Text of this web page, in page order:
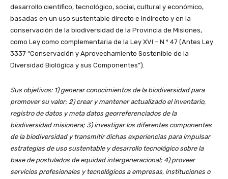
desarrollo científico, tecnológico, social, cultural y económico,
basadas en un uso sustentable directo e indirecto y en la
conservación de la biodiversidad de la Provincia de Misiones,
como Ley como complementaria de la Ley XVI – N.º 47 (Antes Ley
3337 “Conservación y Aprovechamiento Sostenible de la
Diversidad Biológica y sus Componentes”).
Sus objetivos: 1) generar conocimientos de la biodiversidad para
promover su valor; 2) crear y mantener actualizado el inventario,
registro de datos y meta datos georreferenciados de la
biodiversidad misionera; 3) investigar los diferentes componentes
de la biodiversidad y transmitir dichas experiencias para impulsar
estrategias de uso sustentable y desarrollo tecnológico sobre la
base de postulados de equidad intergeneracional; 4) proveer
servicios profesionales y tecnológicos a empresas, instituciones o